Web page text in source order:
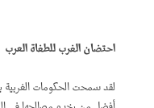
احتضان الغرب للطغاة العرب
لقد سمحت الحكومات الغربية